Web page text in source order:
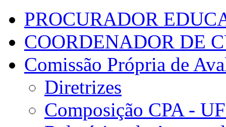
PROCURADOR
COORDENADOR DE
Comissão Própria de
Diretrizes
Composição CPA -